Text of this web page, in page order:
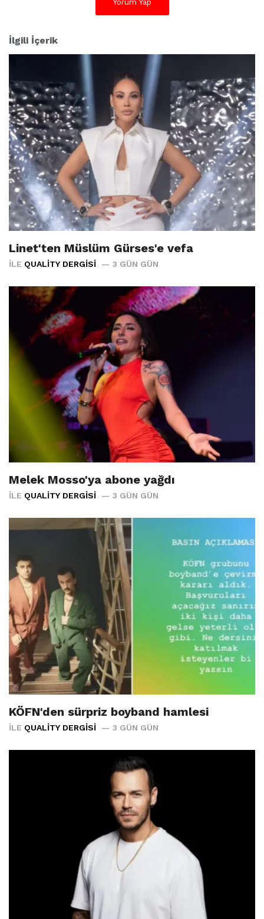
Yorum Yap
İlgili İçerik
Linet'ten Müslüm Gürses'e vefa
İLE QUALITY DERGISI 3 GÜN GÜN
Melek Mosso'ya abone yağdı
İLE QUALITY DERGISI 3 GÜN GÜN
KÖFN'den sürpriz boyband hamlesi
İLE QUALITY DERGISI 3 GÜN GÜN